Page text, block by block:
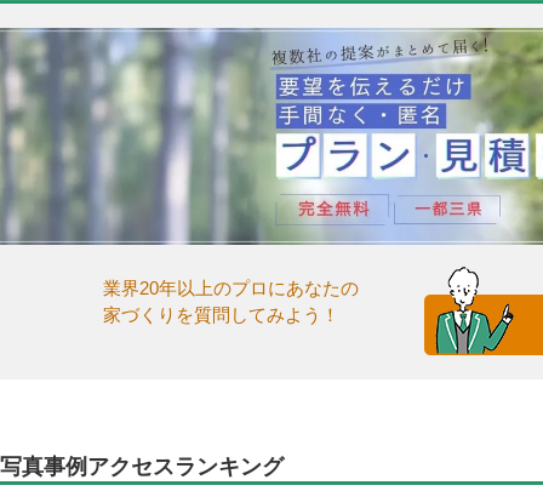
業界20年以上のプロにあなたの
家づくりを質問してみよう！
写真事例アクセスランキング